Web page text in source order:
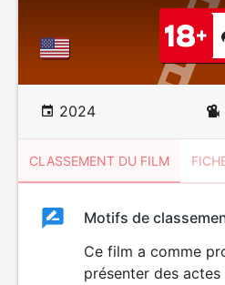
2024
CLASSEMENT DU FILM
ClassementClassement
Motifs de
Ce film a comme
présenter des